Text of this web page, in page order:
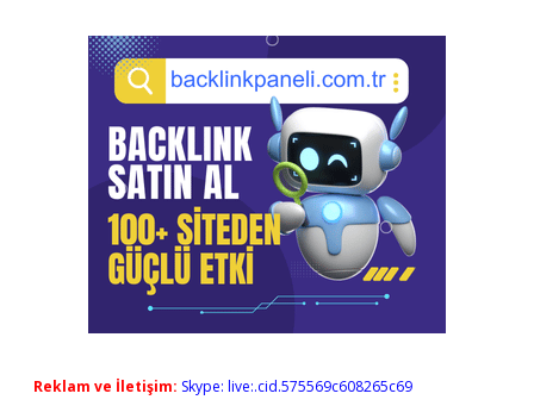
Reklam ve İletişim: Skype: live:.cid.575569c608265c69